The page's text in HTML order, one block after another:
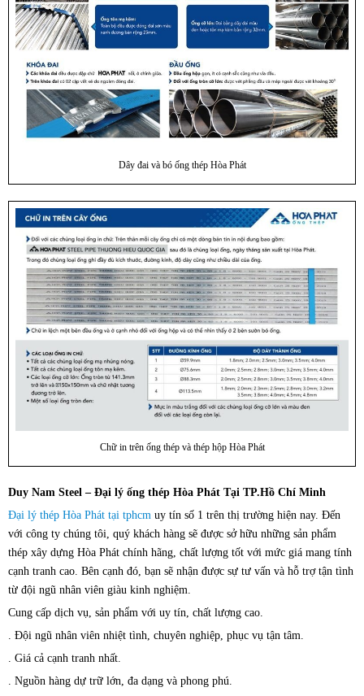
Dây đai và bó ống thép Hòa Phát
Chữ in trên ống thép và thép hộp Hòa Phát
Duy Nam Steel – Đại lý ống thép Hòa Phát Tại TP.Hồ Chí Minh
Đại lý thép Hòa Phát tại tphcm uy tín số 1 trên thị trường hiện nay. Đến
với công ty chúng tôi, quý khách hàng sẽ được sở hữu những sản phẩm
thép xây dựng Hòa Phát chính hãng, chất lượng tốt với mức giá mang tính
cạnh tranh cao. Bên cạnh đó, bạn sẽ nhận được sự tư vấn và hỗ trợ tận tình
từ đội ngũ nhân viên giàu kinh nghiệm.
Cung cấp dịch vụ, sản phẩm với uy tín, chất lượng cao.
. Đội ngũ nhân viên nhiệt tình, chuyên nghiệp, phục vụ tận tâm.
. Giá cả cạnh tranh nhất.
. Nguồn hàng dự trữ lớn, đa dạng và phong phú.